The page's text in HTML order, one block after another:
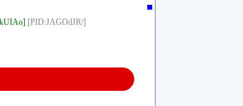
■
[PID:JAGOdJR/]